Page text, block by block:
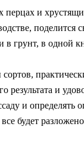
и
грунт, в одной
результата и
и
будет